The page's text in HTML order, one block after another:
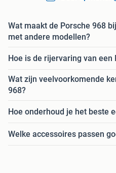
Wat maakt de Porsche 968
met andere modellen?
Hoe is de rijervaring van een
Wat zijn veelvoorkomende
968?
Hoe onderhoud je het beste
Welke accessoires passen